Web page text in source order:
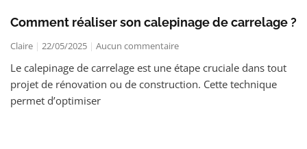
Comment réaliser son calepinage de carrelage ?
Claire 22/05/2025 Aucun commentaire
Le calepinage de carrelage est une étape cruciale dans tout
projet de rénovation ou de construction. Cette technique
permet d’optimiser